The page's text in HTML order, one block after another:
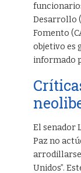
Desarrollo
Fomento
objetivo es
informado
El senador
Paz no
arrodillarse
Unidos”.